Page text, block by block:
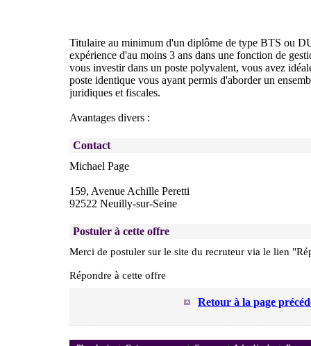
Titulaire au minimum d'un diplôme de type BTS ou
expérience d'au moins 3 ans dans une fonction de
vous investir dans un poste polyvalent, vous avez
poste identique vous ayant permis d'aborder un
juridiques et fiscales.
Avantages divers :
Contact
Michael Page
159, Avenue Achille Peretti
92522 Neuilly-sur-Seine
Postuler à cette offre
Merci de postuler sur le site du recruteur via le lien
Répondre à cette offre
Retour à la page